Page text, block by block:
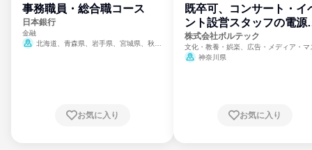
事務職員・総合職コース
日本銀行
金融
北海道、青森県、岩手県、宮城県、秋田
崎県、熊本県、大分県、宮崎県、鹿児島県、
お気に入り
既卒可、コンサート・イ
ント設営スタッフの電源
門
株式会社ボルテック
文化・教養・娯楽、広告・メディア・マ
ミ、電力・ガス・水道・エネルギー
神奈川県
お気に入り